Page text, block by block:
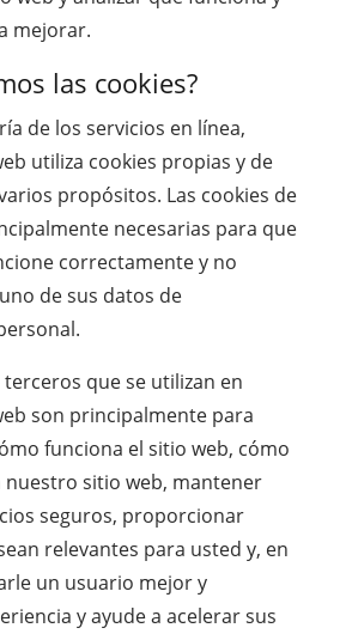
mejorar.
las cookies?
de los servicios en línea,
utiliza cookies propias y de
propósitos. Las cookies de
necesarias para que
correctamente y no
de sus datos de
terceros que se utilizan en
son principalmente para
funciona el sitio web, cómo
sitio web, mantener
seguros, proporcionar
relevantes para usted y, en
un usuario mejor y
y ayude a acelerar sus